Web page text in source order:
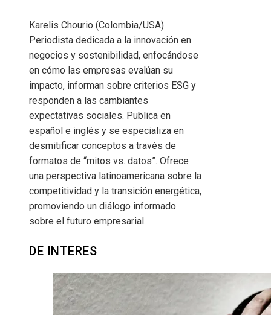
Karelis Chourio (Colombia/USA)
Periodista dedicada a la innovación en
negocios y sostenibilidad, enfocándose
en cómo las empresas evalúan su
impacto, informan sobre criterios ESG y
responden a las cambiantes
expectativas sociales. Publica en
español e inglés y se especializa en
desmitificar conceptos a través de
formatos de “mitos vs. datos”. Ofrece
una perspectiva latinoamericana sobre la
competitividad y la transición energética,
promoviendo un diálogo informado
sobre el futuro empresarial.
DE INTERES